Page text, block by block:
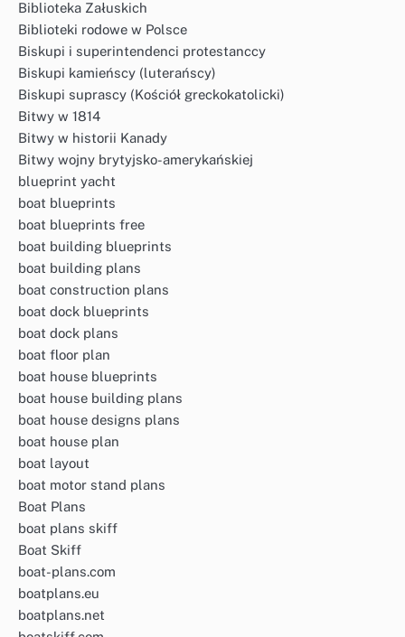
Biblioteka Załuskich
Biblioteki rodowe w Polsce
Biskupi i superintendenci protestanccy
Biskupi kamieńscy (luterańscy)
Biskupi suprascy (Kościół greckokatolicki)
Bitwy w 1814
Bitwy w historii Kanady
Bitwy wojny brytyjsko-amerykańskiej
blueprint yacht
boat blueprints
boat blueprints free
boat building blueprints
boat building plans
boat construction plans
boat dock blueprints
boat dock plans
boat floor plan
boat house blueprints
boat house building plans
boat house designs plans
boat house plan
boat layout
boat motor stand plans
Boat Plans
boat plans skiff
Boat Skiff
boat-plans.com
boatplans.eu
boatplans.net